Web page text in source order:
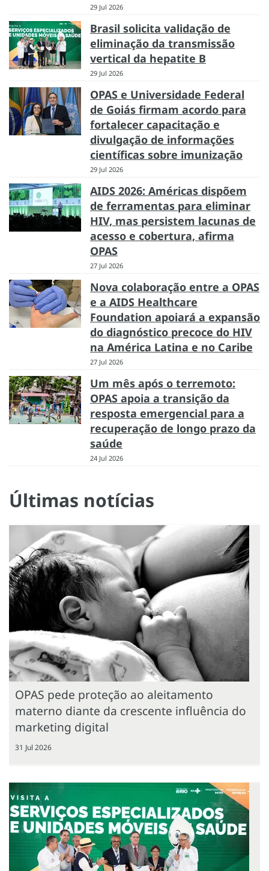
29 Jul 2026
Brasil solicita validação de
eliminação da transmissão
vertical da hepatite B
29 Jul 2026
OPAS e Universidade Federal
de Goiás firmam acordo para
fortalecer capacitação e
divulgação de informações
científicas sobre imunização
29 Jul 2026
AIDS 2026: Américas dispõem
de ferramentas para eliminar
HIV, mas persistem lacunas de
acesso e cobertura, afirma
OPAS
27 Jul 2026
Nova colaboração entre a OPAS
e a AIDS Healthcare
Foundation apoiará a expansão
do diagnóstico precoce do HIV
na América Latina e no Caribe
27 Jul 2026
Um mês após o terremoto:
OPAS apoia a transição da
resposta emergencial para a
recuperação de longo prazo da
saúde
24 Jul 2026
Últimas notícias
OPAS pede proteção ao aleitamento
materno diante da crescente influência do
marketing digital
31 Jul 2026